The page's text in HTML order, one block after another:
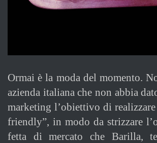
Ormai è la moda del momento.
azienda italiana che non abbia
marketing l’obiettivo di
friendly”, in modo da strizzare
fetta di mercato che Barilla,